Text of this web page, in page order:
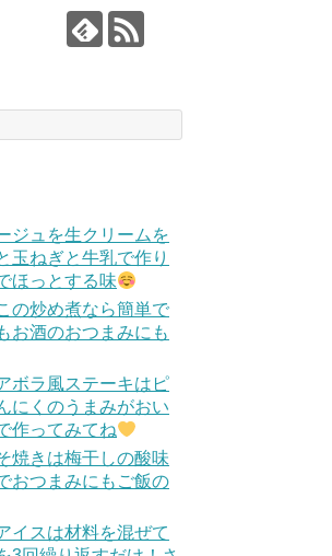
ジュを生クリームを
玉ねぎと牛乳で作り
ほっとする味
の炒め煮なら簡単で
お酒のおつまみにも
ボラ風ステーキはピ
にくのうまみがおい
作ってみてね
焼きは梅干しの酸味
おつまみにもご飯の
イスは材料を混ぜて